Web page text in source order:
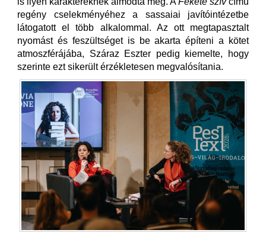
regény cselekményéhez a sassaiai javítóintézetbe
látogatott el több alkalommal. Az ott megtapasztalt
nyomást és feszültséget is be akarta építeni a kötet
atmoszférájába, Száraz Eszter pedig kiemelte, hogy
szerinte ezt sikerült érzékletesen megvalósítania.